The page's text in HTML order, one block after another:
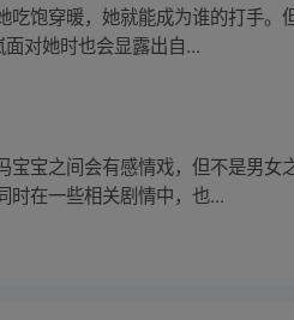
饱穿暖，她就能成为谁的打手。
对她时也会显露出自...
宝之间会有感情戏，但不是男
时在一些相关剧情中，也...